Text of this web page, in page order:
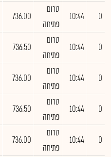
0
10:44
טרום
פתיחה
736.00
0
10:44
טרום
פתיחה
736.50
0
10:44
טרום
פתיחה
736.00
0
10:44
טרום
פתיחה
736.50
0
10:44
טרום
פתיחה
736.00